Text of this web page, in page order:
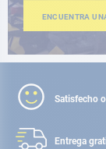
ENCUENTRA
Satisfecho
Entrega